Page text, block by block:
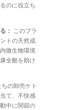
のに役立ち
： このプラ
トの天然成
微生物環境
全般を助け
の卸売ケト
て、不快感
中に関節の